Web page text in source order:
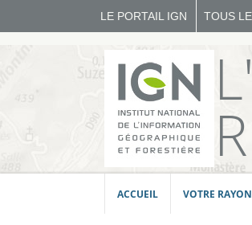
LE PORTAIL IGN TOUS
ACCUEIL VOTRE RAYON